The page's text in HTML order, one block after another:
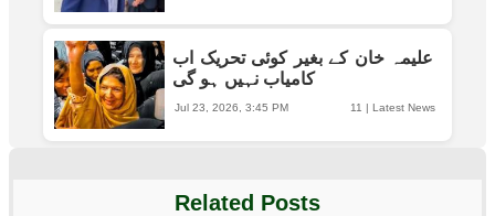
علیمہ خان کے بغیر کوئی تحریک اب
کامیاب نہیں ہو گی
11 | Latest News
Jul 23, 2026, 3:45 PM
Related Posts